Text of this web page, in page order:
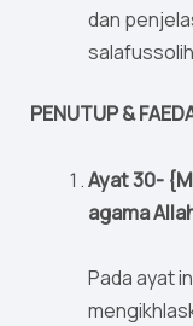
dan
PENUTUP &
Ayat 30-
agama
Pada ayat